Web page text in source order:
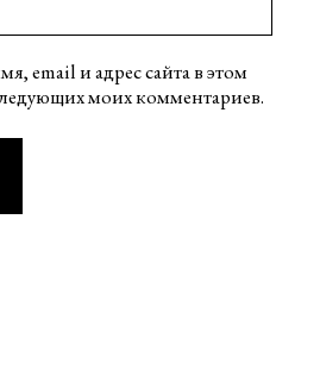
email и адрес сайта в этом
моих комментариев.